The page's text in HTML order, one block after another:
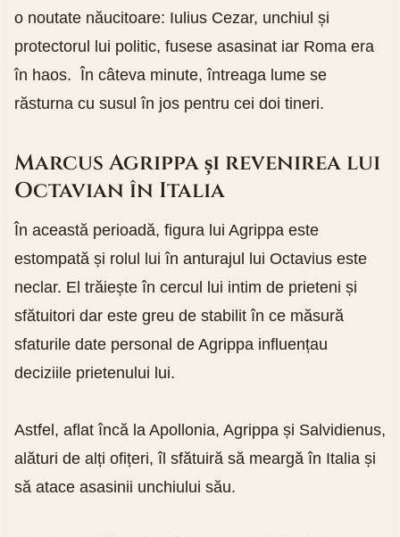
o noutate năucitoare: Iulius Cezar, unchiul și
protectorul lui politic, fusese asasinat iar Roma era
în haos. În câteva minute, întreaga lume se
răsturna cu susul în jos pentru cei doi tineri.
Marcus Agrippa și revenirea lui
Octavian în Italia
În această perioadă, figura lui Agrippa este
estompată și rolul lui în anturajul lui Octavius este
neclar. El trăiește în cercul lui intim de prieteni și
sfătuitori dar este greu de stabilit în ce măsură
sfaturile date personal de Agrippa influențau
deciziile prietenului lui.
Astfel, aflat încă la Apollonia, Agrippa și Salvidienus,
alături de alți ofițeri, îl sfătuiră să meargă în Italia și
să atace asasinii unchiului său.